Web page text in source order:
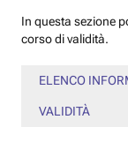
In questa sezione
corso di validità.
ELENCO
VALIDITÀ